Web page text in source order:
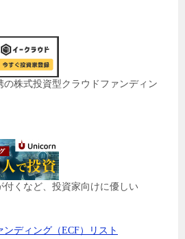
の株式投資型クラウドファンディン
くなど、投資家向けに優しい
ディング（ECF）リスト